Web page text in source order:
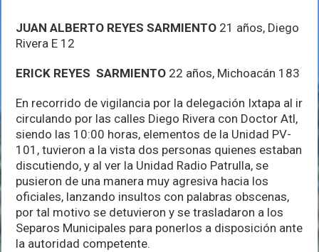
JUAN ALBERTO REYES SARMIENTO 21 años, Diego
Rivera E 12
ERICK REYES SARMIENTO 22 años, Michoacán 183
En recorrido de vigilancia por la delegación Ixtapa al ir
circulando por las calles Diego Rivera con Doctor Atl,
siendo las 10:00 horas, elementos de la Unidad PV-
101, tuvieron a la vista dos personas quienes estaban
discutiendo, y al ver la Unidad Radio Patrulla, se
pusieron de una manera muy agresiva hacia los
oficiales, lanzando insultos con palabras obscenas,
por tal motivo se detuvieron y se trasladaron a los
Separos Municipales para ponerlos a disposición ante
la autoridad competente.